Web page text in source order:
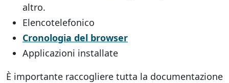
altro.
Elencotelefonico
Cronologia del browser
Applicazioni installate
È importante raccogliere tutta la documentazione